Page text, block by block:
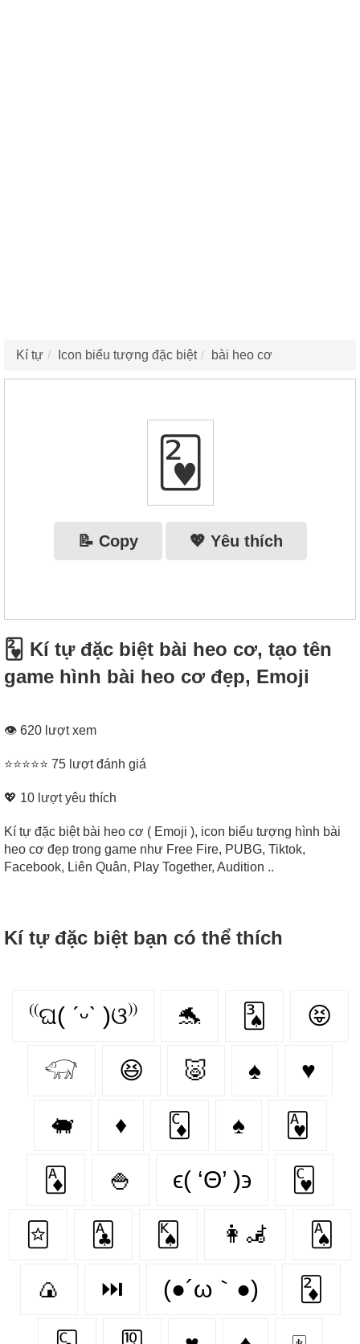
Kí tự Icon biểu tượng đặc biệt bài heo cơ
🂲
📝 Copy 💖 Yêu thích
🂲 Kí tự đặc biệt bài heo cơ, tạo tên
game hình bài heo cơ đẹp, Emoji
👁 620 lượt xem
⭐⭐⭐⭐⭐ 75 lượt đánh giá
💖 10 lượt yêu thích
Kí tự đặc biệt bài heo cơ ( Emoji ), icon biểu tượng hình bài
heo cơ đẹp trong game như Free Fire, PUBG, Tiktok,
Facebook, Liên Quân, Play Together, Audition ..
Kí tự đặc biệt bạn có thể thích
⁽⁽ଘ( ˊᵕˋ )ଓ⁾⁾ 🐬 🂣 😝
𓃟 😆 🐷 ♠ ♥
🐖 ♦️ 🃌 ♠️ 🂱
🃁 🍚 ϵ( ‘Θ’ )϶ 🂼
🃟 🃑 🂮 👩‍🦼‍ 🂡
🍙 ⏭ (●´ω｀●) 🃂